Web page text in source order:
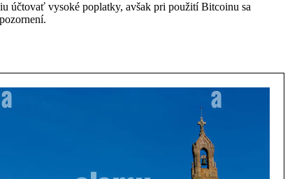
účtovať vysoké poplatky, avšak pri použití Bitcoinu sa